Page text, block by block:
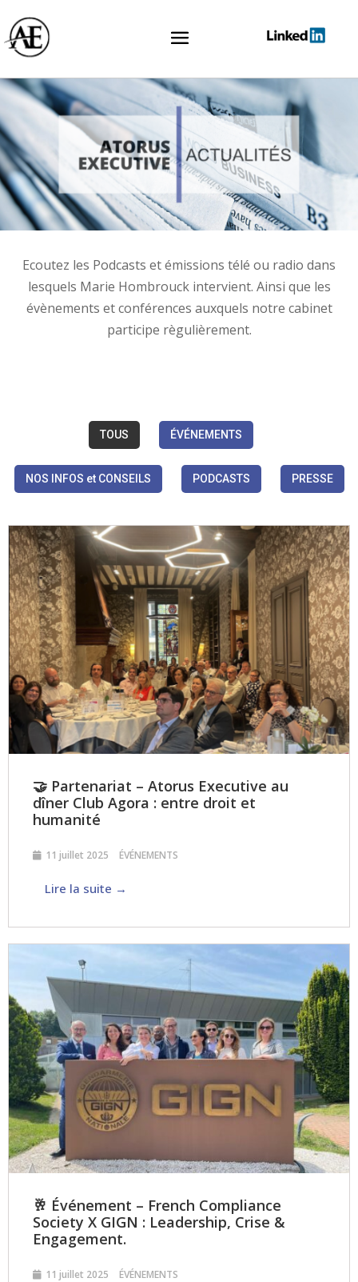
Ecoutez les Podcasts et émissions télé ou radio dans
lesquels Marie Hombrouck intervient. Ainsi que les
évènements et conférences auxquels notre cabinet
participe règulièrement.
TOUS ÉVÉNEMENTS
NOS INFOS et CONSEILS PODCASTS PRESSE
🤝 Partenariat – Atorus Executive au
dîner Club Agora : entre droit et
humanité
11 juillet 2025 ÉVÉNEMENTS
Lire la suite →
🥂 Événement – French Compliance
Society X GIGN : Leadership, Crise &
Engagement.
11 juillet 2025 ÉVÉNEMENTS